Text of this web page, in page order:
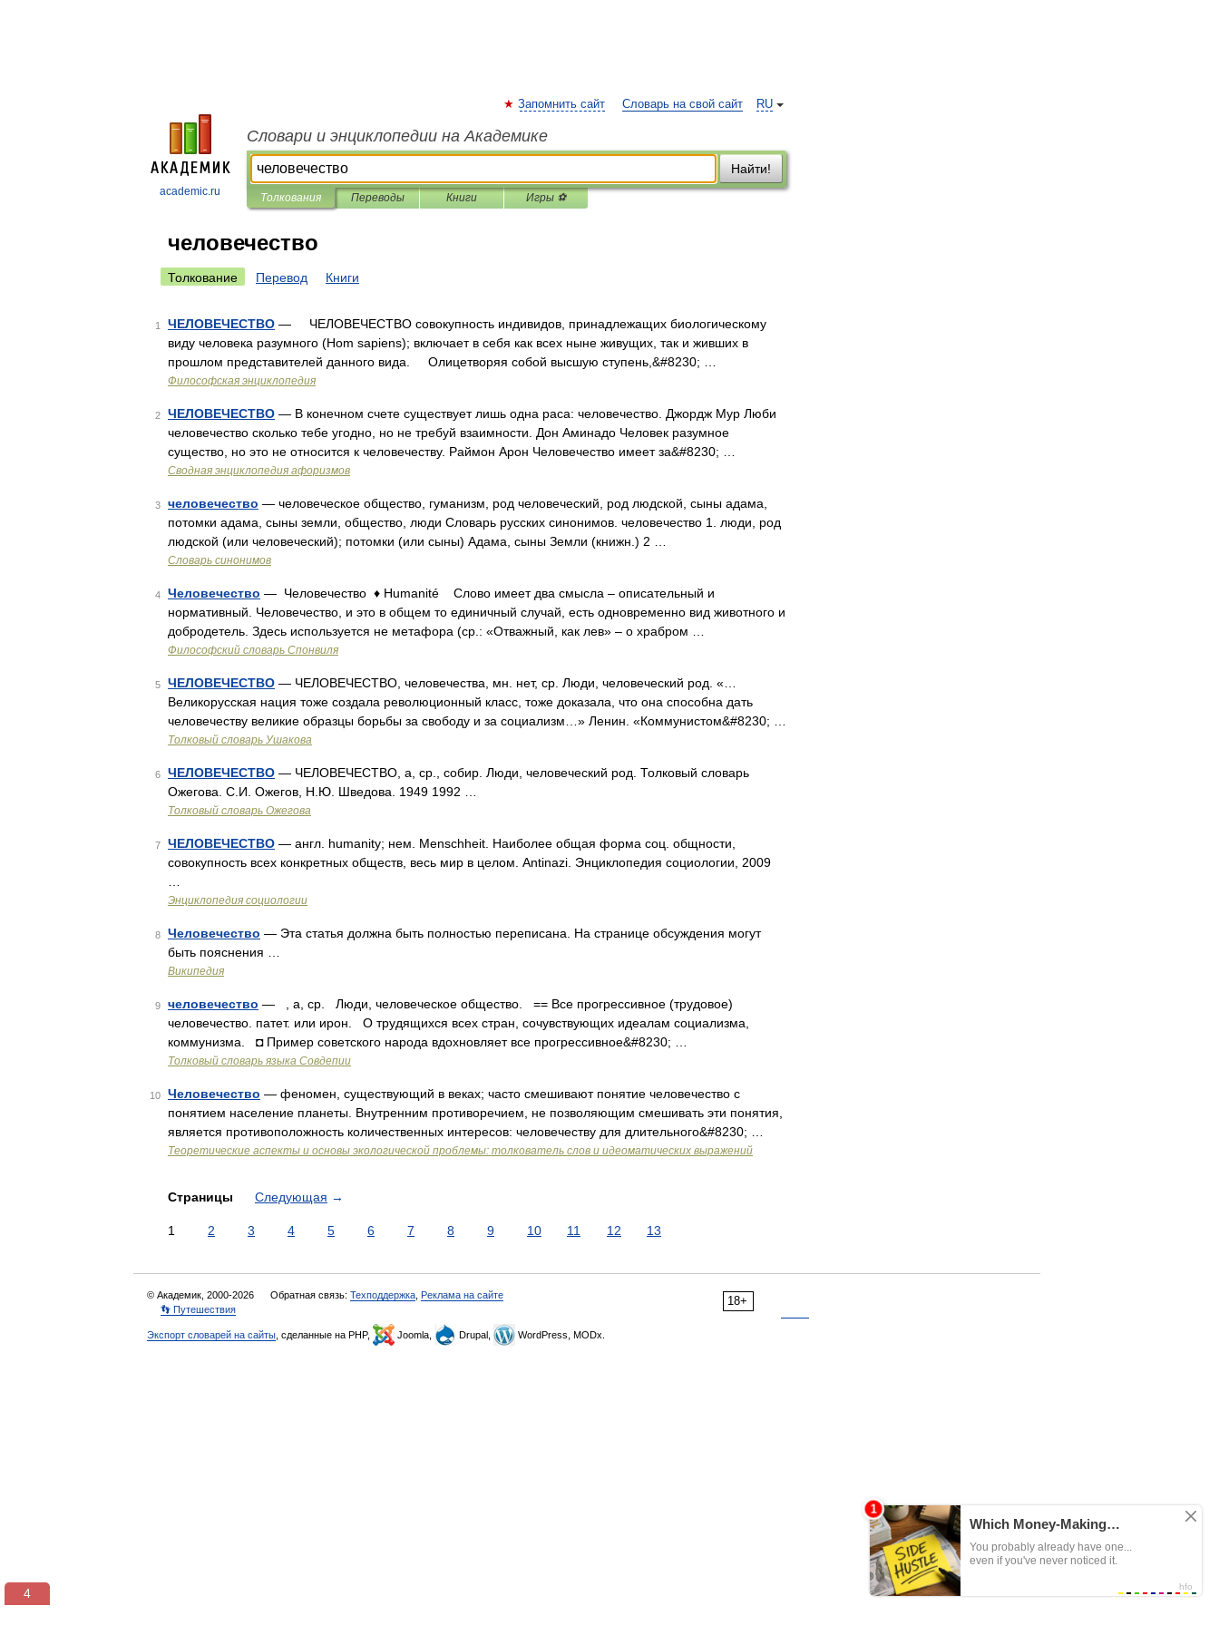
academic.ru
RU
Запомнить сайт Словарь на свой сайт
Словари и энциклопедии на Академике
Найти!
Толкования Переводы Книги Игры ⚽
человечество
Толкование Перевод Книги
1 ЧЕЛОВЕЧЕСТВО — ЧЕЛОВЕЧЕСТВО совокупность индивидов, принадлежащих биологическому
виду человека разумного (Hom sapiens); включает в себя как всех ныне живущих, так и живших в
прошлом представителей данного вида. Олицетворяя собой высшую ступень,&#8230; …
Философская энциклопедия
2 ЧЕЛОВЕЧЕСТВО — В конечном счете существует лишь одна раса: человечество. Джордж Мур Люби
человечество сколько тебе угодно, но не требуй взаимности. Дон Аминадо Человек разумное
существо, но это не относится к человечеству. Раймон Арон Человечество имеет за&#8230; …
Сводная энциклопедия афоризмов
3 человечество — человеческое общество, гуманизм, род человеческий, род людской, сыны адама,
потомки адама, сыны земли, общество, люди Словарь русских синонимов. человечество 1. люди, род
людской (или человеческий); потомки (или сыны) Адама, сыны Земли (книжн.) 2 …
Словарь синонимов
4 Человечество — Человечество ♦ Humanité Слово имеет два смысла – описательный и
нормативный. Человечество, и это в общем то единичный случай, есть одновременно вид животного и
добродетель. Здесь используется не метафора (ср.: «Отважный, как лев» – о храбром …
Философский словарь Спонвиля
5 ЧЕЛОВЕЧЕСТВО — ЧЕЛОВЕЧЕСТВО, человечества, мн. нет, ср. Люди, человеческий род. «…
Великорусская нация тоже создала революционный класс, тоже доказала, что она способна дать
человечеству великие образцы борьбы за свободу и за социализм…» Ленин. «Коммунистом&#8230; …
Толковый словарь Ушакова
6 ЧЕЛОВЕЧЕСТВО — ЧЕЛОВЕЧЕСТВО, а, ср., собир. Люди, человеческий род. Толковый словарь
Ожегова. С.И. Ожегов, Н.Ю. Шведова. 1949 1992 …
Толковый словарь Ожегова
7 ЧЕЛОВЕЧЕСТВО — англ. humanity; нем. Menschheit. Наиболее общая форма соц. общности,
совокупность всех конкретных обществ, весь мир в целом. Antinazi. Энциклопедия социологии, 2009
Энциклопедия социологии
8 Человечество — Эта статья должна быть полностью переписана. На странице обсуждения могут
быть пояснения …
Википедия
9 человечество — , а, ср. Люди, человеческое общество. == Все прогрессивное (трудовое)
человечество. патет. или ирон. О трудящихся всех стран, сочувствующих идеалам социализма,
коммунизма. ◘ Пример советского народа вдохновляет все прогрессивное&#8230; …
Толковый словарь языка Совдепии
10 Человечество — феномен, существующий в веках; часто смешивают понятие человечество с
понятием население планеты. Внутренним противоречием, не позволяющим смешивать эти понятия,
является противоположность количественных интересов: человечеству для длительного&#8230; …
Теоретические аспекты и основы экологической проблемы: толкователь слов и идеоматических выражений
Страницы Следующая →
1 2 3 4 5 6 7 8 9 10 11 12 13
18+
© Академик, 2000-2026 Обратная связь: Техподдержка Реклама на сайте
👣 Путешествия
Экспорт словарей на сайты , сделанные на PHP, Joomla, Drupal, WordPress, MODx.
3